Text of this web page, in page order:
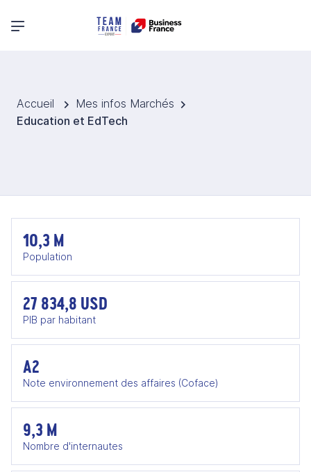
Menu principal
Accueil
Mes infos Marchés
Education et EdTech
10,3 M
Population
27 834,8 USD
PIB par habitant
A2
Note environnement des affaires (Coface)
9,3 M
Nombre d'internautes